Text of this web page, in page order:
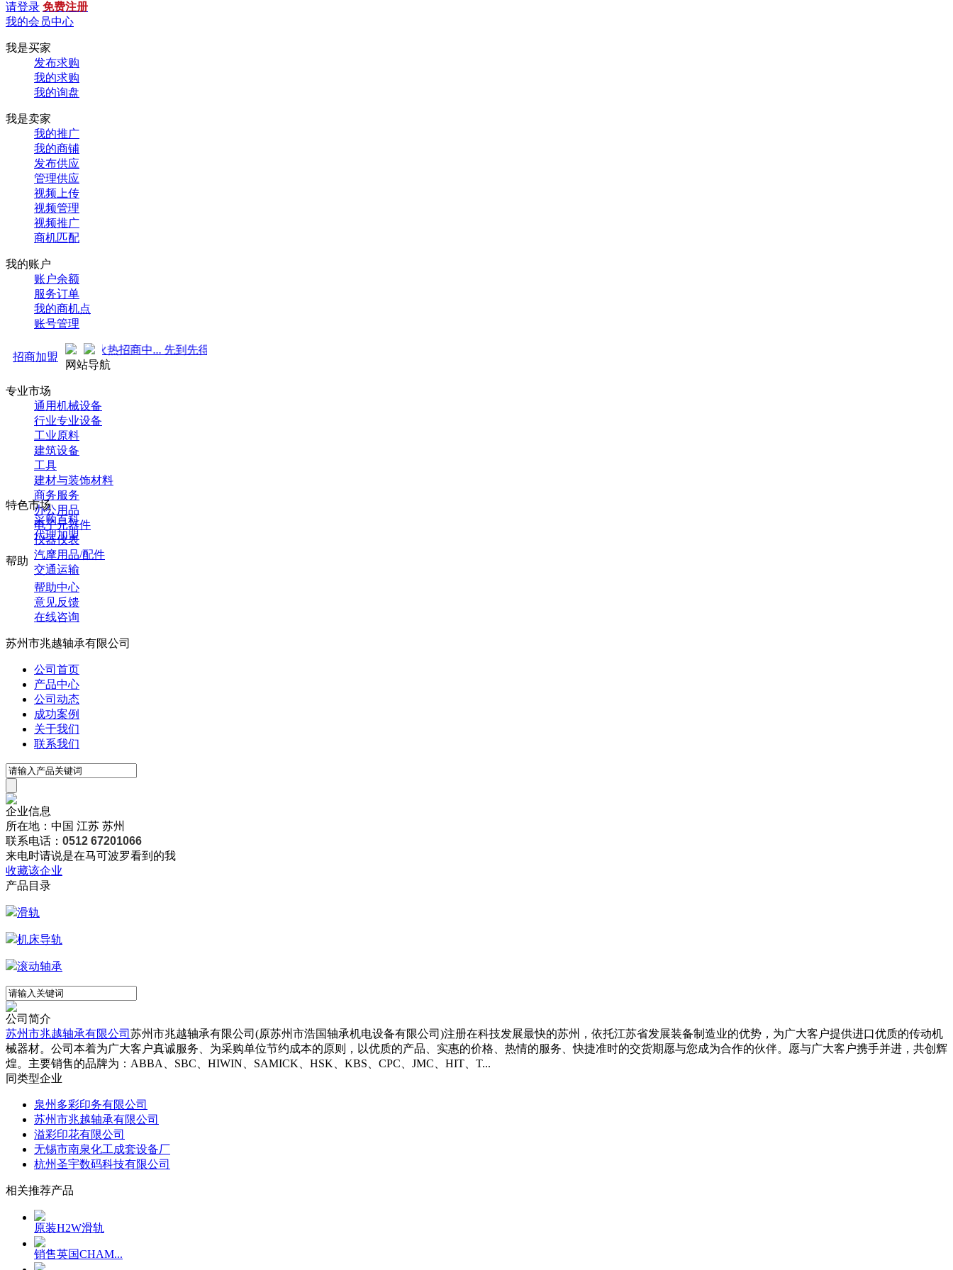
请登录 免费注册
我的会员中心
我是买家
发布求购
我的求购
我的询盘
我是卖家
我的推广
我的商铺
发布供应
管理供应
视频上传
视频管理
视频推广
商机匹配
我的账户
账户余额
服务订单
我的商机点
账号管理
招商加盟
强势来袭！火热招商中... 先到先得 ！
网站导航
专业市场
通用机械设备
行业专业设备
工业原料
建筑设备
工具
建材与装饰材料
商务服务
办公用品
电子元器件
仪器仪表
汽摩用品/配件
交通运输
特色市场
采购百科
代理加盟
帮助
帮助中心
意见反馈
在线咨询
苏州市兆越轴承有限公司
公司首页
产品中心
公司动态
成功案例
关于我们
联系我们
企业信息
所在地：中国 江苏 苏州
联系电话： 0512 67201066
来电时请说是在马可波罗看到的我
收藏该企业
产品目录
滑轨
机床导轨
滚动轴承
公司简介
苏州市兆越轴承有限公司 苏州市兆越轴承有限公司(原苏州市浩国轴承机电设备有限公司)注册在科技发展最快的苏州，依托江苏省发展装备制造业的优势，为广大客户提供进口优质的传动机
械器材。公司本着为广大客户真诚服务、为采购单位节约成本的原则，以优质的产品、实惠的价格、热情的服务、快捷准时的交货期愿与您成为合作的伙伴。愿与广大客户携手并进，共创辉
煌。主要销售的品牌为：ABBA、SBC、HIWIN、SAMICK、HSK、KBS、CPC、JMC、HIT、T...
同类型企业
泉州多彩印务有限公司
苏州市兆越轴承有限公司
溢彩印花有限公司
无锡市南泉化工成套设备厂
杭州圣宇数码科技有限公司
相关推荐产品
原装H2W滑轨
销售英国CHAM...